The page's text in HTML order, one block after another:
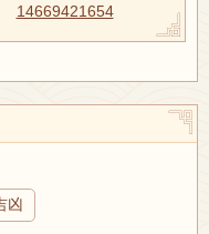
14669421654
凶